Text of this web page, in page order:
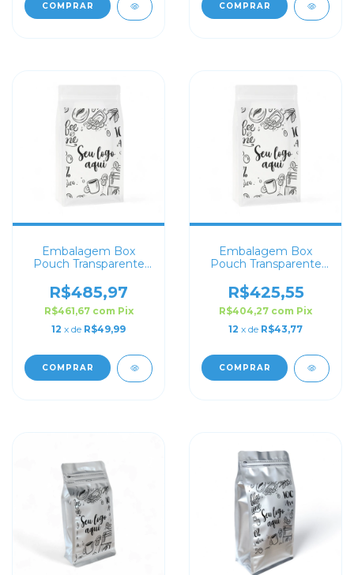
COMPRAR COMPRAR
Embalagem Box
Pouch Transparente
R$485,97
R$461,67 com Pix
12 x de R$49,99
COMPRAR
Embalagem Box
Pouch Transparente
Personalizado
R$425,55
R$404,27 com Pix
12 x de R$43,77
COMPRAR